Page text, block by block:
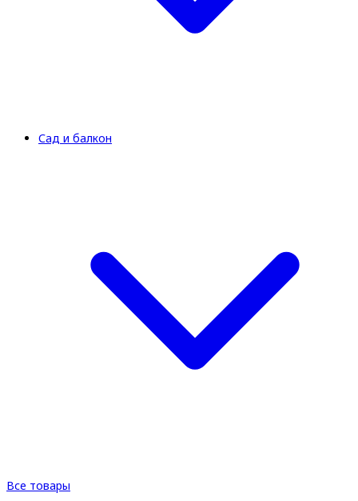
Сад и балкон
Все товары